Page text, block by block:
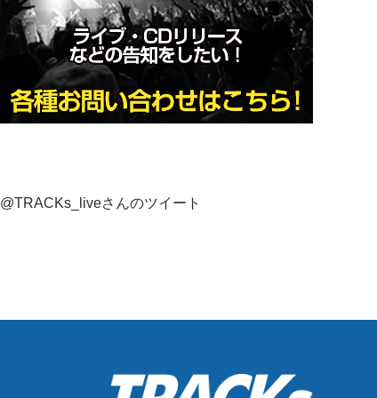
@TRACKs_liveさんのツイート